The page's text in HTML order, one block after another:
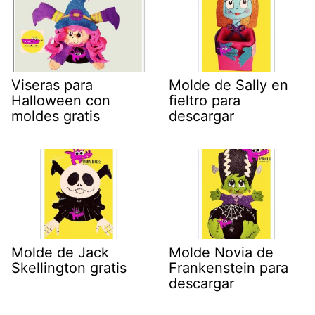
Viseras para
Halloween con
moldes gratis
Molde de Sally en
fieltro para
descargar
Molde de Jack
Skellington gratis
Molde Novia de
Frankenstein para
descargar